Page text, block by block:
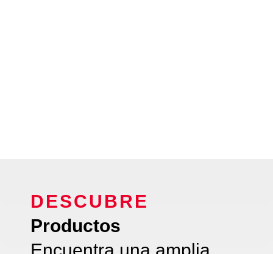
DESCUBRE
Productos
Encuentra una amplia